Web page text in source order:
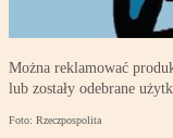
Można reklamować
lub zostały odebrane
Foto: Rzeczpospolita